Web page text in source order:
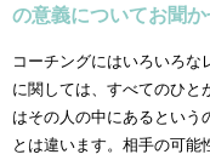
の意義についてお聞か
コーチングにはいろいろ
に関しては、すべてのひと
はその人の中にあるという
とは違います。相手の可能